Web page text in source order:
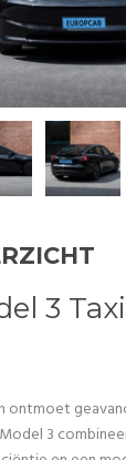
3 Taxi
ontmoet
3